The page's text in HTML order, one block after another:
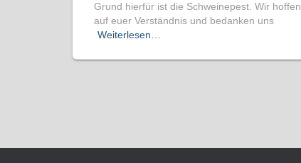
Grund hierfür ist die Schweinepest. Wir hoffen
auf euer Verständnis und bedanken uns
Weiterlesen…